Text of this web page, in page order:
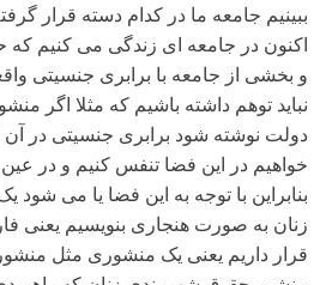
ببینیم جامعه ما در کدام دسته قرار
اکنون در جامعه ای زندگی می کنیم که
و بخشی از جامعه با برابری جنسیتی
نباید توهم داشته باشیم که مثلا اگر
دولت نوشته شود برابری جنسیتی در
خواهیم در این فضا تنفس کنیم و در عین
بنابراین با توجه به این فضا یا می
زنان به صورت هنجاری بنویسیم یعنی
قرار داریم یعنی یک منشوری مثل منشور